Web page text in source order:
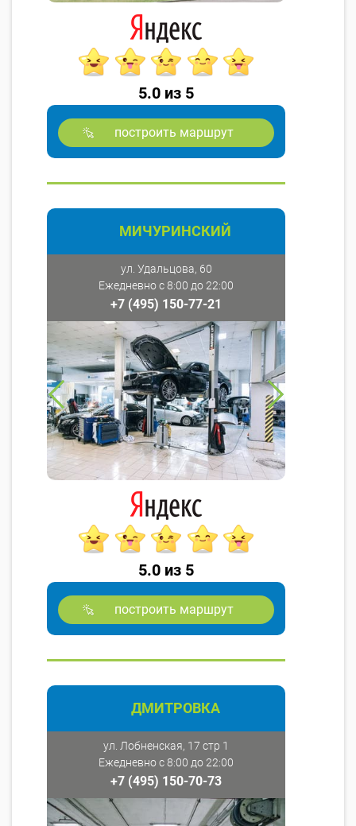
5.0 из 5
построить маршрут
МИЧУРИНСКИЙ
ул. Удальцова, 60
Ежедневно с 8:00 до 22:00
+7 (495) 150-77-21
5.0 из 5
построить маршрут
ДМИТРОВКА
ул. Лобненская, 17 стр 1
Ежедневно с 8:00 до 22:00
+7 (495) 150-70-73